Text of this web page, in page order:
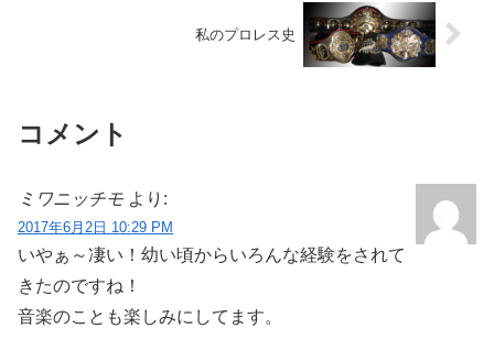
私のプロレス史
コメント
ミワニッチモ より:
2017年6月2日 10:29 PM
いやぁ～凄い！幼い頃からいろんな経験をされて
きたのですね！
音楽のことも楽しみにしてます。